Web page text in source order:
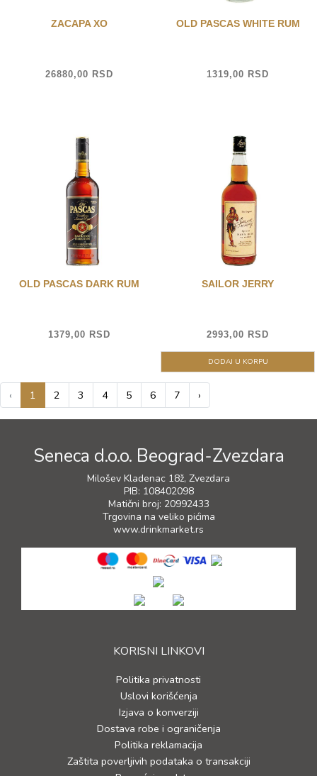
ZACAPA XO
26880,00 RSD
OLD PASCAS WHITE RUM
1319,00 RSD
OLD PASCAS DARK RUM
1379,00 RSD
SAILOR JERRY
2993,00 RSD
DODAJ U KORPU
‹ 1 2 3 4 5 6 7 ›
Seneca d.o.o. Beograd-Zvezdara
Milošev Kladenac 18ž, Zvezdara
PIB: 108402098
Matični broj: 20992433
Trgovina na veliko pićima
www.drinkmarket.rs
KORISNI LINKOVI
Politika privatnosti
Uslovi korišćenja
Izjava o konverziji
Dostava robe i ograničenja
Politika reklamacija
Zaštita poverljivih podataka o transakciji